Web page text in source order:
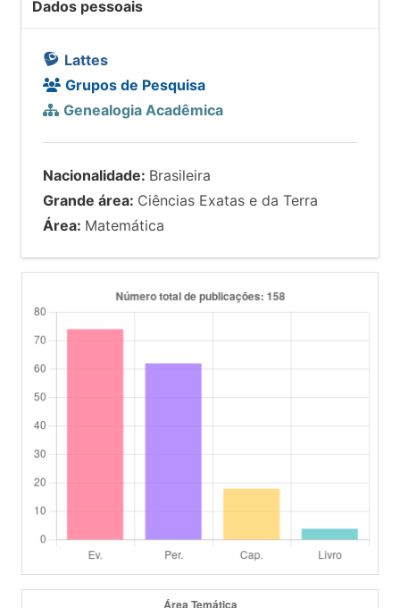
Dados pessoais
Lattes
Grupos de Pesquisa
Genealogia Acadêmica
Nacionalidade: Brasileira
Grande área: Ciências Exatas e da Terra
Área: Matemática